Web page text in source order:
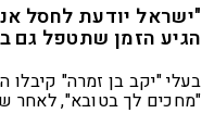
"ישראל יודעת לחסל
הגיע הזמן שתטפל גם
"מחכים לך בטובא", לאחר